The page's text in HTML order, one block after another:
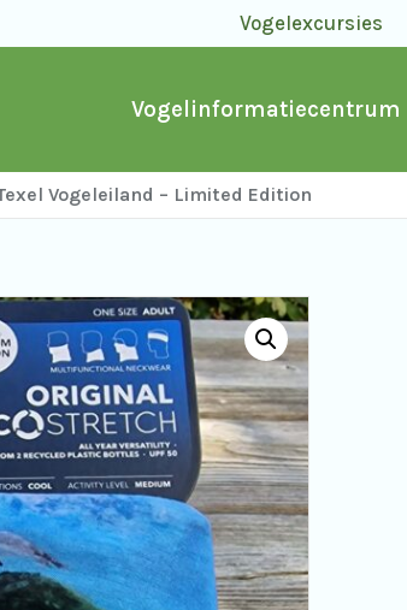
Vogelexcursies
Vogelinformatiecentrum
Vogeleiland – Limited Edition